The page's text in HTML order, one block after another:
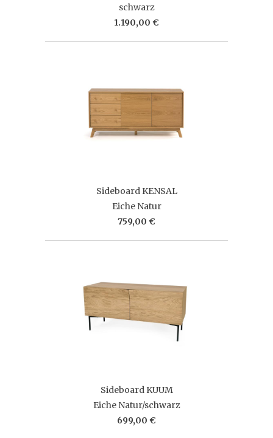
schwarz
1.190,00 €
Sideboard KENSAL
Eiche Natur
759,00 €
Sideboard KUUM
Eiche Natur/schwarz
699,00 €